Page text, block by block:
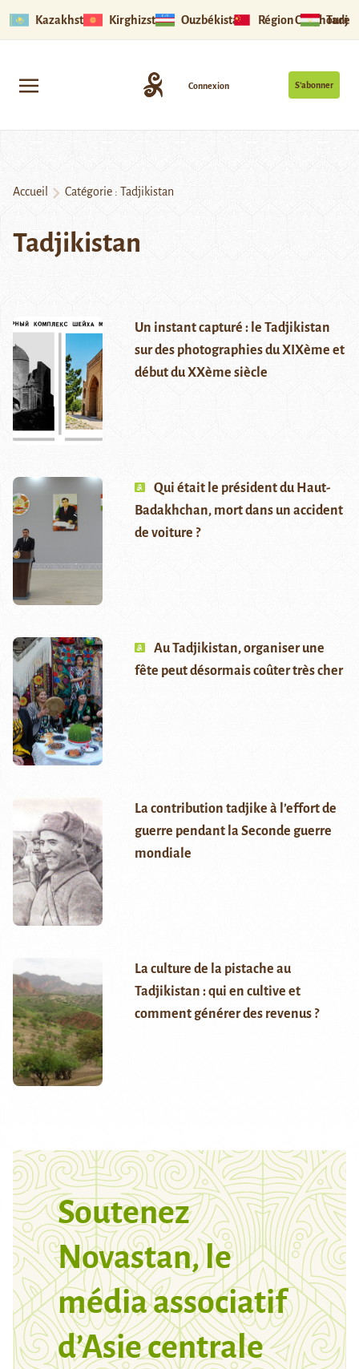
Kazakhstan Kirghizstan Ouzbékistan Région Ouïghoure
S’abonner
Connexion
Accueil Catégorie : Tadjikistan
Tadjikistan
Un instant capturé : le Tadjikistan
sur des photographies du XIXème et
début du XXème siècle
Qui était le président du Haut-
Badakhchan, mort dans un accident
de voiture ?
Au Tadjikistan, organiser une
fête peut désormais coûter très cher
La contribution tadjike à l’effort de
guerre pendant la Seconde guerre
mondiale
La culture de la pistache au
Tadjikistan : qui en cultive et
comment générer des revenus ?
Soutenez
Novastan, le
média associatif
d’Asie centrale